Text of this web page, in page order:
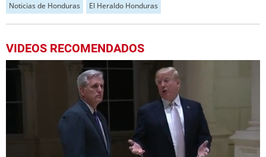
Noticias de Honduras El Heraldo Honduras
VIDEOS RECOMENDADOS